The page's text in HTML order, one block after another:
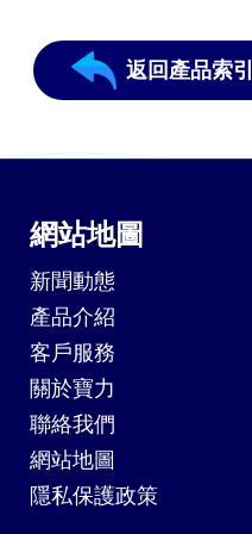
返回產品索引
網站地圖
新聞動態
產品介紹
客戶服務
關於寶力
聯絡我們
網站地圖
隱私保護政策